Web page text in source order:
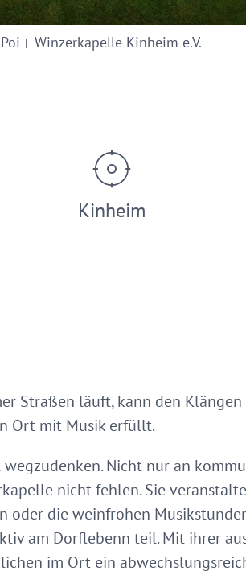
Poi Winzerkapelle Kinheim e.V.
Kinheim
Straßen läuft, kann den
Ort mit Musik erfüllt.
Nicht nur an
nicht fehlen. Sie
oder die weinfrohen
am Dorflebenn teil. Mit ihrer
im Ort ein